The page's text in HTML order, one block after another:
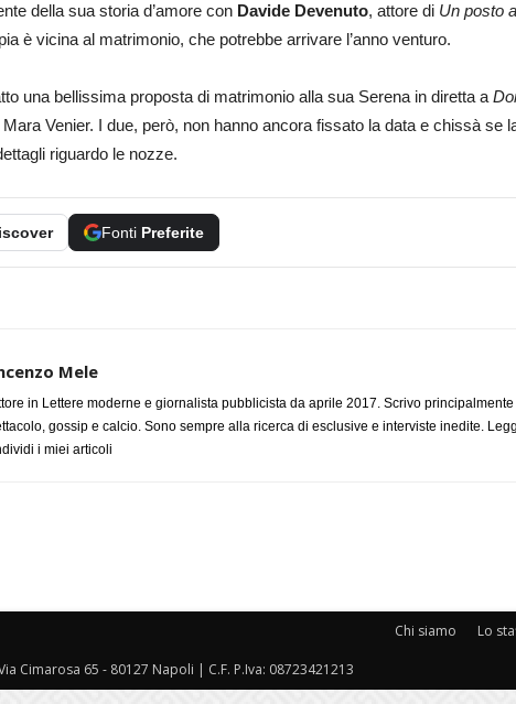
della sua storia d’amore con Davide Devenuto, attore di Un posto
è vicina al matrimonio, che potrebbe arrivare l’anno venturo.
una bellissima proposta di matrimonio alla sua Serena in diretta a
Venier. I due, però, non hanno ancora fissato la data e chissà se
riguardo le nozze.
Fonti Preferite
Mele
in Lettere moderne e giornalista pubblicista da aprile 2017. Scrivo principalmente
gossip e calcio. Sono sempre alla ricerca di esclusive e interviste inedite.
i miei articoli
Chi siamo Lo
Cimarosa 65 - 80127 Napoli | C.F. P.Iva: 08723421213